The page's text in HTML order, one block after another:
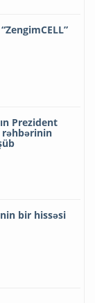
Prezident
rəhbərinin
bir hissəsi